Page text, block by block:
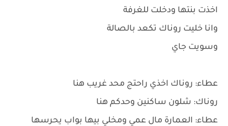
اخذت بنتها ودخلت للغرفة
وانا خليت روناك تكعد بالصالة
وسويت جاي
عطاء: روناك اخذي راحتج محد غريب هنا
روناك: شلون ساكنين وحدكم هنا
عطاء: العمارة مال عمي ومخلي بيها بواب يحرسها